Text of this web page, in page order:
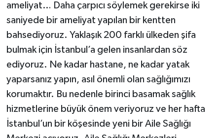
ameliyat… Daha çarpıcı söylemek gerekirse iki
saniyede bir ameliyat yapılan bir kentten
bahsediyoruz. Yaklaşık 200 farklı ülkeden şifa
bulmak için İstanbul’a gelen insanlardan söz
ediyoruz. Ne kadar hastane, ne kadar yatak
yaparsanız yapın, asıl önemli olan sağlığımızı
korumaktır. Bu nedenle birinci basamak sağlık
hizmetlerine büyük önem veriyoruz ve her hafta
İstanbul’un bir köşesinde yeni bir Aile Sağlığı